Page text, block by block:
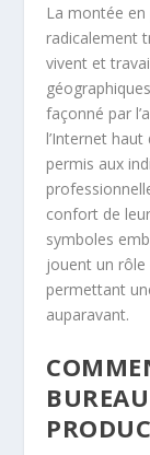
La montée
radicalement
vivent et
façonné par
l’Internet
permis aux
confort de
symboles
jouent un
permettant
auparavant.